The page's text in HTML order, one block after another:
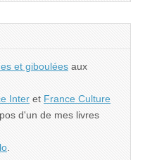
et giboulées aux
Inter et France Culture
d'un de mes livres
.